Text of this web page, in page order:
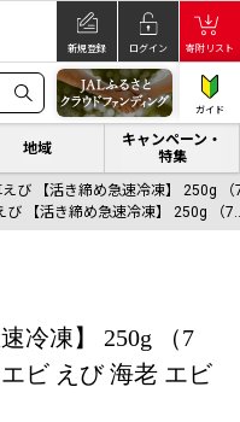
新規登録 ログイン 寄附リスト
ガイド
地域
キャンペーン・
特集
えび 【活き締め急速冷凍】 250g
び 【活き締め急速冷凍】 250g （
冷凍】 250g （7
ビ えび 海老 エビ